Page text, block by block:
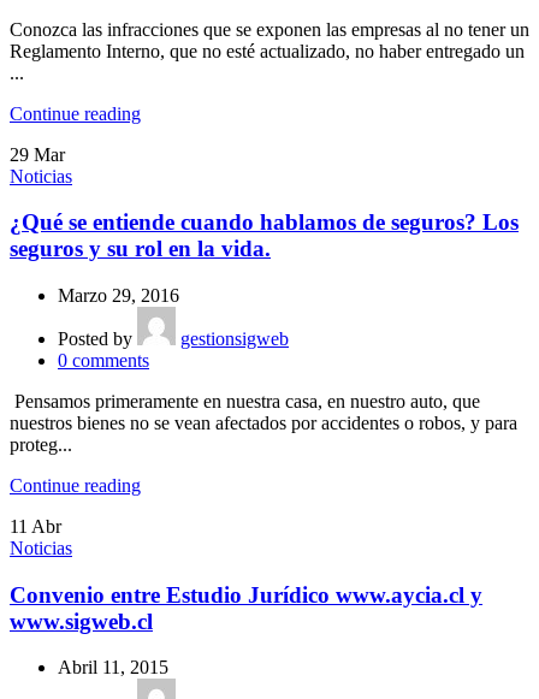
Conozca las infracciones que se exponen las empresas al no tener un
Reglamento Interno, que no esté actualizado, no haber entregado un
...
Continue reading
29 Mar
Noticias
¿Qué se entiende cuando hablamos de seguros? Los
seguros y su rol en la vida.
Marzo 29, 2016
Posted by
gestionsigweb
0 comments
Pensamos primeramente en nuestra casa, en nuestro auto, que
nuestros bienes no se vean afectados por accidentes o robos, y para
proteg...
Continue reading
11 Abr
Noticias
Convenio entre Estudio Jurídico www.aycia.cl y
www.sigweb.cl
Abril 11, 2015